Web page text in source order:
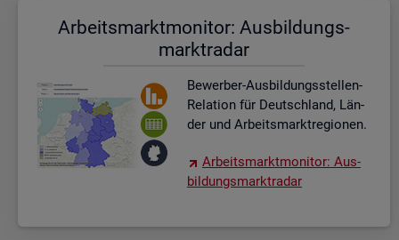
Ar­beits­markt­mo­ni­tor: Aus­bil­dungs­
markt­ra­dar
Be­wer­ber-Aus­bil­dungs­stel­len-
Re­la­ti­on für Deutsch­land, Län­
der und Ar­beits­markt­re­gio­nen.
Ar­beits­markt­mo­ni­tor: Aus­
bil­dungs­markt­ra­dar